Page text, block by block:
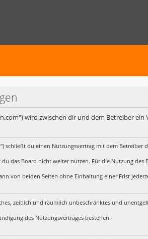
wird zwischen dir und dem Betreiber ein
schließt du einen Nutzungsvertrag mit dem Betreiber
das Board nicht weiter nutzen. Für die Nutzung des
von beiden Seiten ohne Einhaltung einer Frist
zeitlich und räumlich unbeschränktes und
des Nutzungsvertrages bestehen.